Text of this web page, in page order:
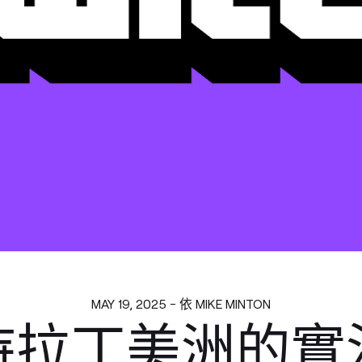
MAY 19, 2025 - 依 MIKE MINTON
拉丁美洲的實